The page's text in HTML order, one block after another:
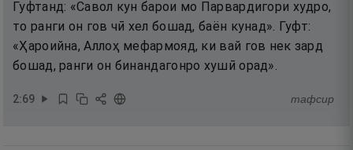
Гуфтанд: «Савол кун барои мо Парвардигори худро,
то ранги он гов чӣ хел бошад, баён кунад». Гуфт:
«Ҳароийна, Аллоҳ мефармояд, ки вай гов нек зард
бошад, ранги он бинандагонро хушӣ орад».
2:69 тафсир